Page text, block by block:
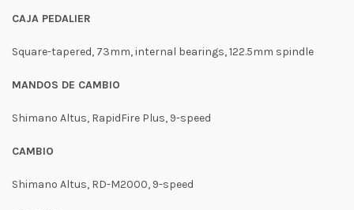
CAJA PEDALIER
Square-tapered, 73mm, internal bearings, 122.5mm spindle
MANDOS DE CAMBIO
Shimano Altus, RapidFire Plus, 9-speed
CAMBIO
Shimano Altus, RD-M2000, 9-speed